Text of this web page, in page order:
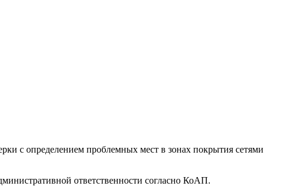
с определением проблемных мест в зонах покрытия сетями
ответственности согласно КоАП.